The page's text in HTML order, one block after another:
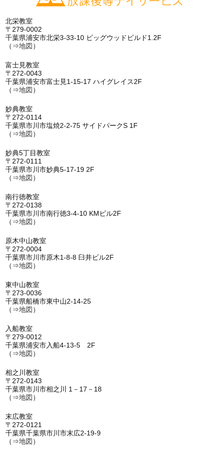
北栄教室
〒279-0002
千葉県浦安市北栄3-33-10 ビッグウッドビルド1.2F
（⇒地図 ）
富士見教室
〒272-0043
千葉県浦安市富士見1-15-17 ハイグレイス2F
（⇒地図 ）
妙典教室
〒272-0114
千葉県市川市塩焼2-2-75 サイドパークS 1F
（⇒地図 ）
妙典5丁目教室
〒272-0111
千葉県市川市妙典5-17-19 2F
（⇒地図 ）
南行徳教室
〒272-0138
千葉県市川市南行徳3-4-10 KMビル2F
（⇒地図 ）
原木中山教室
〒272-0004
千葉県市川市原木1-8-8 臼井ビル2F
（⇒地図 ）
東中山教室
〒273-0036
千葉県船橋市東中山2-14-25
（⇒地図 ）
入船教室
〒279-0012
千葉県浦安市入船4-13-5 2F
（⇒地図 ）
相之川教室
〒272-0143
千葉県市川市相之川 1－17－18
（⇒地図 ）
末広教室
〒272-0121
千葉県千葉県市川市末広2-19-9
（⇒地図 ）